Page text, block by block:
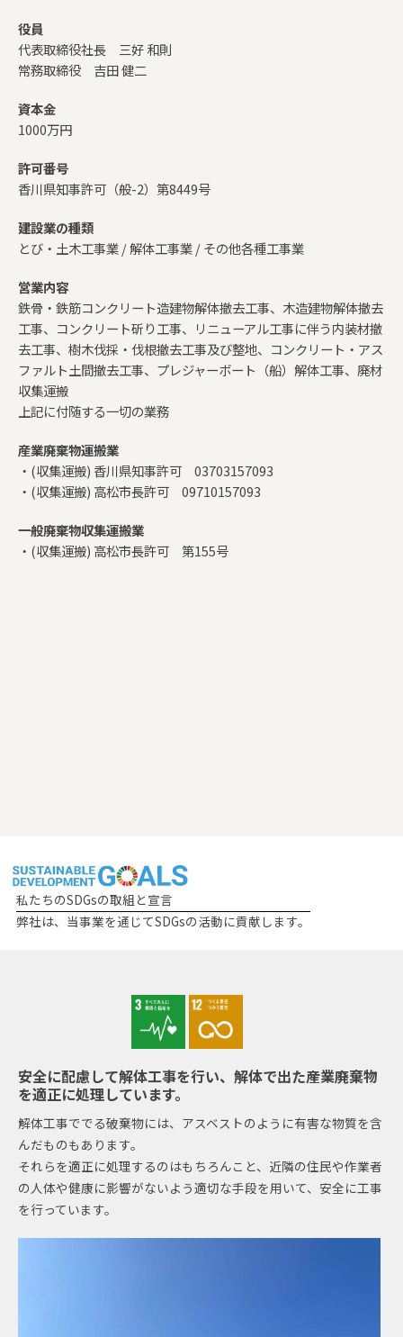
役員
代表取締役社長 三好 和則
常務取締役 吉田 健二
資本金
1000万円
許可番号
香川県知事許可（般-2）第8449号
建設業の種類
とび・土木工事業 / 解体工事業 / その他各種工事業
営業内容
鉄骨・鉄筋コンクリート造建物解体撤去工事、木造建物解体撤去
工事、コンクリート斫り工事、リニューアル工事に伴う内装材撤
去工事、樹木伐採・伐根撤去工事及び整地、コンクリート・アス
ファルト土間撤去工事、プレジャーボート（船）解体工事、廃材
収集運搬
上記に付随する一切の業務
産業廃棄物運搬業
・(収集運搬) 香川県知事許可 03703157093
・(収集運搬) 高松市長許可 09710157093
一般廃棄物収集運搬業
・(収集運搬) 高松市長許可 第155号
私たちのSDGsの取組と宣言
弊社は、当事業を通じてSDGsの活動に貢献します。
安全に配慮して解体工事を行い、解体で出た産業廃棄物
を適正に処理しています。
解体工事ででる破棄物には、アスベストのように有害な物質を含
んだものもあります。
それらを適正に処理するのはもちろんこと、近隣の住民や作業者
の人体や健康に影響がないよう適切な手段を用いて、安全に工事
を行っています。